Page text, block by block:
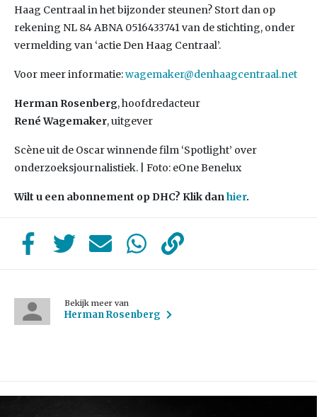
Haag Centraal in het bijzonder steunen? Stort dan op
rekening NL 84 ABNA 0516433741 van de stichting, onder
vermelding van ‘actie Den Haag Centraal’.
Voor meer informatie:wagemaker@denhaagcentraal.net
Herman Rosenberg, hoofdredacteur
René Wagemaker, uitgever
Scène uit de Oscar winnende film ‘Spotlight’ over
onderzoeksjournalistiek. | Foto: eOne Benelux
Wilt u een abonnement op DHC? Klik danhier.
Bekijk meer van
Herman Rosenberg